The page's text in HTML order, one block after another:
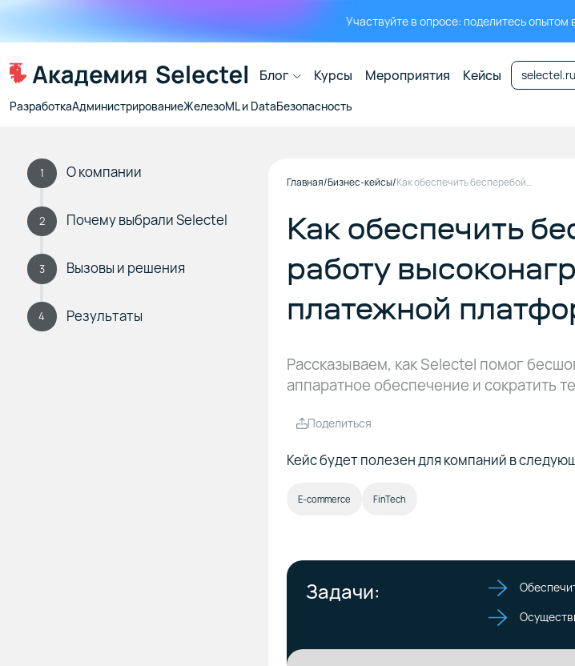
Участвуйте в опросе: поделитесь опытом
Блог Курсы Мероприятия Кейсы selectel.ru
РазработкаАдминистрированиеЖелезоML и DataБезопасность
1 О компании
2 Почему выбрали Selectel
3 Вызовы и решения
4 Результаты
Главная Бизнес-кейсы Как обеспечить бесперебойную работу высоконагруженной платежной платформы
Как обеспечить
работу
платежной
Рассказываем, как Selectel помог
аппаратное обеспечение и сократить
Поделиться
Кейс будет полезен для компаний в
E-commerce FinTech
Задачи: